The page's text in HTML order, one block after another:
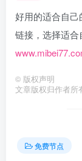
好用的适合自
链接，选择适合
© 版权声明
文章版权归作者所
免费节点